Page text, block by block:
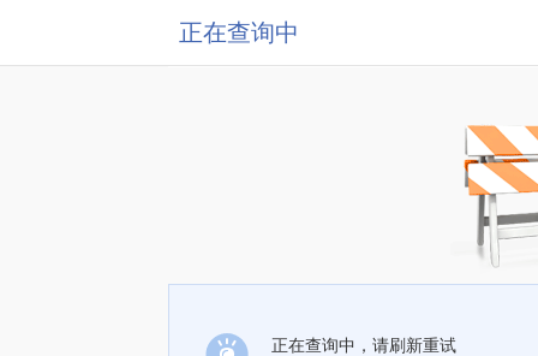
正在查询中
正在查询中，请刷新重试